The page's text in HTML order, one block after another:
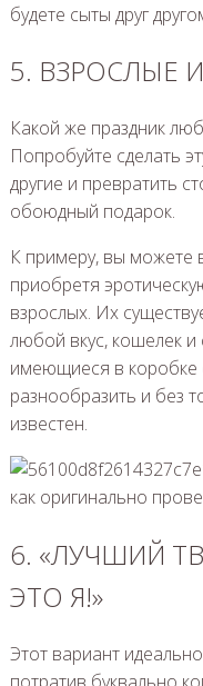
будете сыты друг
5. ВЗРОСЛЫЕ
Какой же праздник
Попробуйте сделать
другие и превратить
обоюдный подарок.
К примеру, вы можете
приобретя
взрослых. Их
любой вкус, кошелек и
имеющиеся в коробке
разнообразить и без
известен.
6. «ЛУЧШИЙ
ЭТО Я!»
Этот вариант